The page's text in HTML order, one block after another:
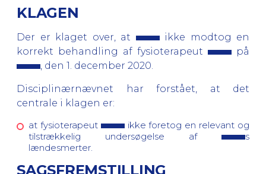
KLAGEN
Der er klaget over, at
ikke modtog en
korrekt behandling af fysioterapeut
på
, den 1. december 2020.
Disciplinærnævnet har forstået, at det
centrale i klagen er:
at fysioterapeut
ikke foretog en relevant og
tilstrækkelig undersøgelse af
s
lændesmerter.
SAGSFREMSTILLING